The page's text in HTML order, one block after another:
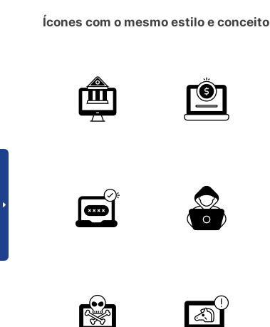
Ícones com o mesmo estilo e conceito